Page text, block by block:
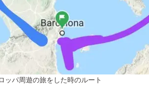
ッパ周遊の旅をした時のルート